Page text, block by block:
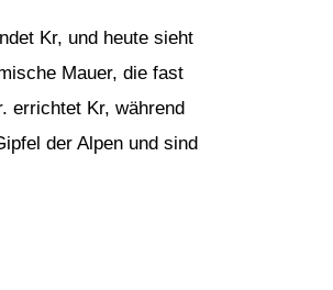
Kr, und heute sieht
Mauer, die fast
errichtet Kr, während
der Alpen und sind